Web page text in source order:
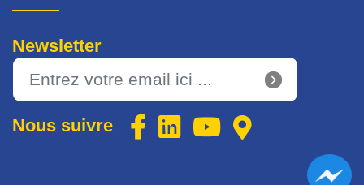
Newsletter
Nous suivre